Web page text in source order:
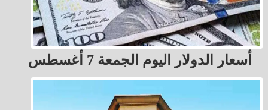
أسعار الدولار اليوم الجمعة 7 أغسطس